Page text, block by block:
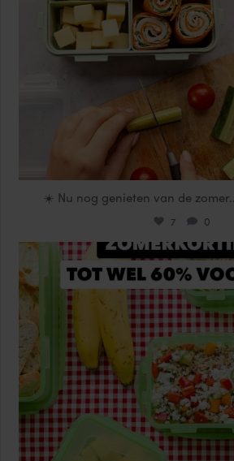
☀️ Nu nog genieten van de
7 0
locklocknl
Jul 25